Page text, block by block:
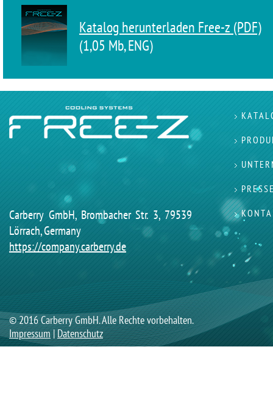
Katalog herunterladen Free-z (PDF)
(1,05 Мb, ENG)
Carberry GmbH, Brombacher Str. 3, 79539
Lörrach, Germany
https://company.carberry.de
© 2016 Carberry GmbH. Alle Rechte vorbehalten.
Impressum|Datenschutz